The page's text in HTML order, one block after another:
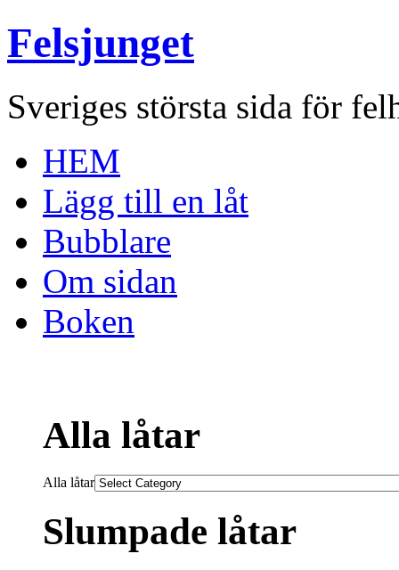
Felsjunget
Sveriges största sida för
HEM
Lägg till en låt
Bubblare
Om sidan
Boken
Alla låtar
Alla låtar
Slumpade låtar